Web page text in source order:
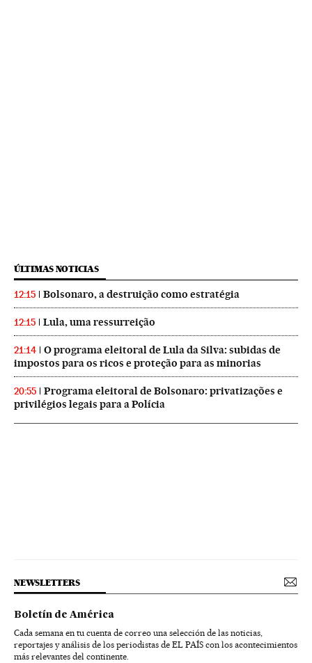
ÚLTIMAS NOTICIAS
12:15 Bolsonaro, a destruição como estratégia
12:15 Lula, uma ressurreição
21:14
O programa eleitoral de Lula da Silva: subidas de
impostos para os ricos e proteção para as minorias
20:55
Programa eleitoral de Bolsonaro: privatizações e
privilégios legais para a Polícia
NEWSLETTERS
Boletín de América
Cada semana en tu cuenta de correo una selección de las noticias,
reportajes y análisis de los periodistas de EL PAÍS con los acontecimientos
más relevantes del continente.